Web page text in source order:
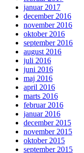
januar 2017
december 2016
november 2016
oktober 2016
september 2016
august 2016
juli 2016
juni 2016
maj 2016
april 2016
marts 2016
februar 2016
januar 2016
december 2015
november 2015
oktober 2015
september 2015